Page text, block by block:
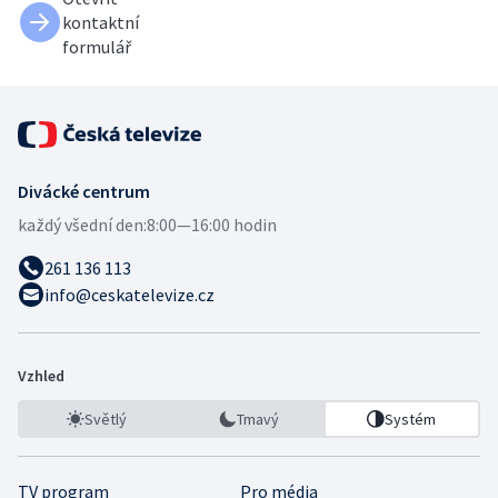
kontaktní
formulář
Divácké centrum
každý všední den:8:00—16:00 hodin
261 136 113
info@ceskatelevize.cz
Vzhled
Světlý Tmavý Systém
TV program Pro média